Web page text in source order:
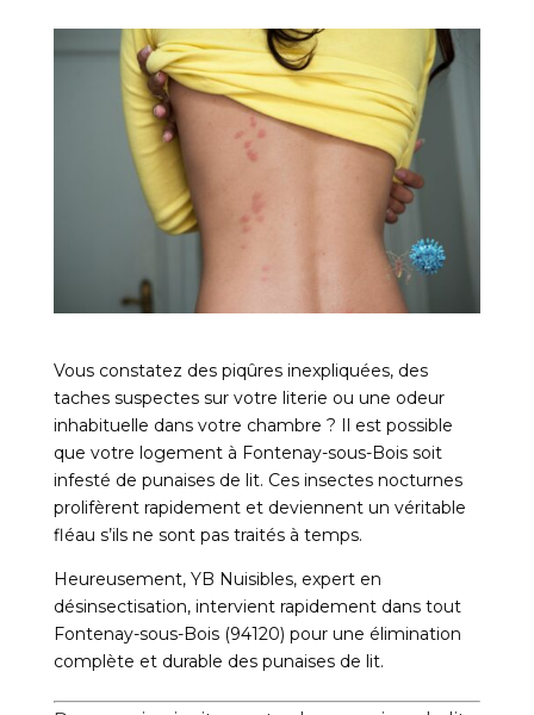
Vous constatez des piqûres inexpliquées, des
taches suspectes sur votre literie ou une odeur
inhabituelle dans votre chambre ? Il est possible
que votre logement à Fontenay-sous-Bois soit
infesté de punaises de lit. Ces insectes nocturnes
prolifèrent rapidement et deviennent un véritable
fléau s’ils ne sont pas traités à temps.
Heureusement, YB Nuisibles, expert en
désinsectisation, intervient rapidement dans tout
Fontenay-sous-Bois (94120) pour une élimination
complète et durable des punaises de lit.